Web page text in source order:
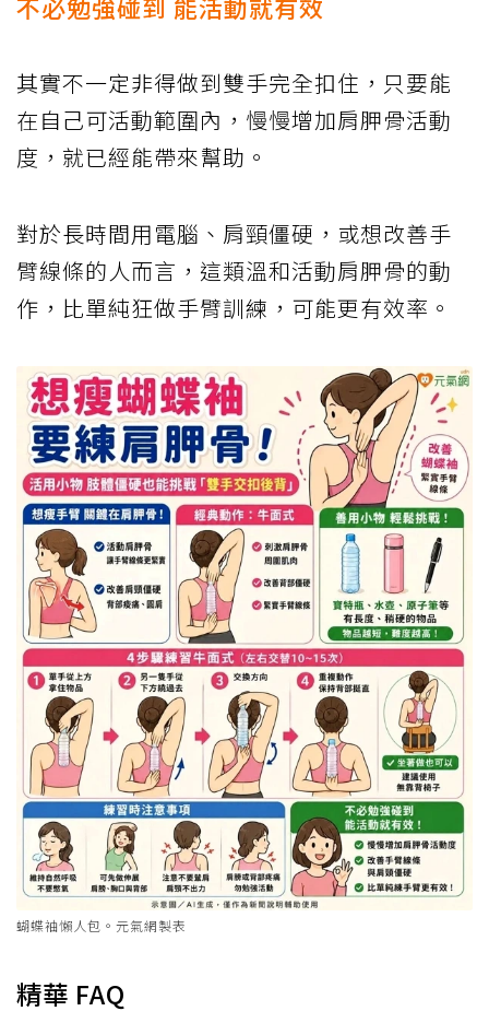
其實不一定非得做到雙手完全扣住，只要能
在自己可活動範圍內，慢慢增加肩胛骨活動
度，就已經能帶來幫助。
對於長時間用電腦、肩頸僵硬，或想改善手
臂線條的人而言，這類溫和活動肩胛骨的動
作，比單純狂做手臂訓練，可能更有效率。
蝴蝶袖懶人包。元氣網製表
精華 FAQ